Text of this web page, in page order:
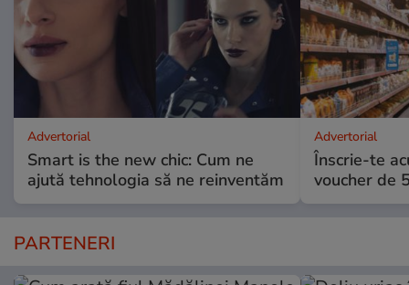
Advertorial
Smart is the new chic: Cum ne
ajută tehnologia să ne reinventăm
Advertorial
Înscrie-te
voucher de
PARTENERI